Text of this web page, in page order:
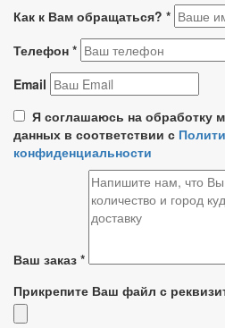
Как к Вам обращаться? *
Телефон *
Email
Я соглашаюсь на обработку
данных в соответствии с
конфиденциальности
Ваш заказ *
Прикрепите Ваш файл с